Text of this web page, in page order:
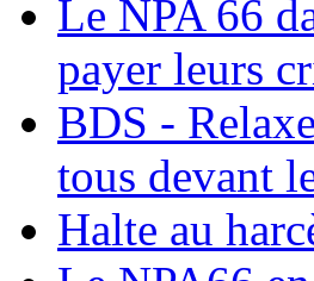
Le NPA 66
payer leurs
BDS -
tous devant
Halte au